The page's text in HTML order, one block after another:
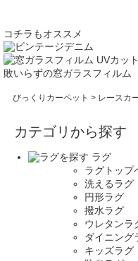
コチラもオススメ
UVカッ
敗いらずの窓ガラスフィルム
びっくりカーペット > レースカ
カテゴリから探す
ラグ
ラグトップ
洗えるラグ
円形ラグ
撥水ラグ
ウレタンラ
ダイニング
キッズラグ